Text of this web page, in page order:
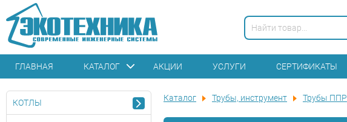
ГЛАВНАЯ КАТАЛОГ АКЦИИ УСЛУГИ СЕРТИФИКАТЫ
Каталог Трубы, инструмент Трубы ППР
КОТЛЫ